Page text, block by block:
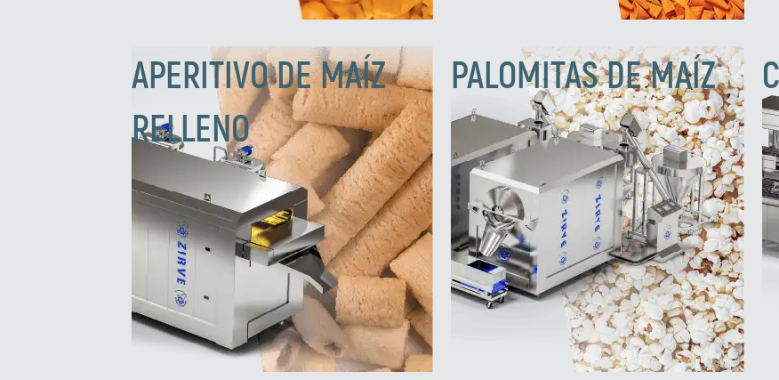
APERITIVO DE MAÍZ
RELLENO
PALOMITAS DE MAÍZ